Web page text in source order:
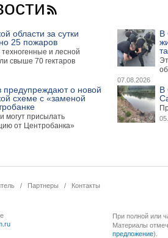
области за сутки
25 пожаров
и лесной
свыше 70 гектаров
В
07.08.2026
о новой
схеме с «заменой
могут присылать
от Центробанка»
В
/ Партнеры / Контакты
При полной или
Материалы
предложение).